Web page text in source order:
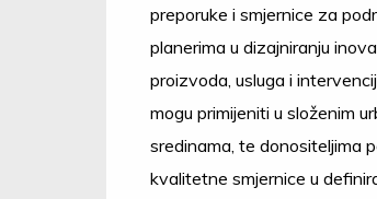
preporuke i smjernice za
planerima u dizajniranju
proizvoda, usluga i
mogu primijeniti u složenim
sredinama, te donositeljima
kvalitetne smjernice u